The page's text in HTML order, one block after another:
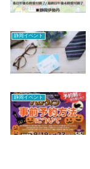
静岡イベント
静岡イベント